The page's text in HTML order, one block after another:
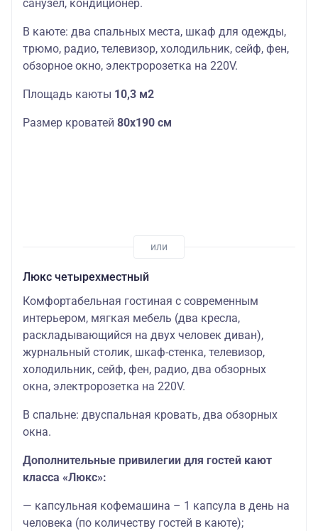
санузел, кондиционер.
В каюте: два спальных места, шкаф для одежды,
трюмо, радио, телевизор, холодильник, сейф, фен,
обзорное окно, электророзетка на 220V.
Площадь каюты 10,3 м2
Размер кроватей 80х190 см
Люкс четырехместный
Комфортабельная гостиная с современным
интерьером, мягкая мебель (два кресла,
раскладывающийся на двух человек диван),
журнальный столик, шкаф-стенка, телевизор,
холодильник, сейф, фен, радио, два обзорных
окна, электророзетка на 220V.
В спальне: двуспальная кровать, два обзорных
окна.
Дополнительные привилегии для гостей кают
класса «Люкс»:
— капсульная кофемашина – 1 капсула в день на
человека (по количеству гостей в каюте);